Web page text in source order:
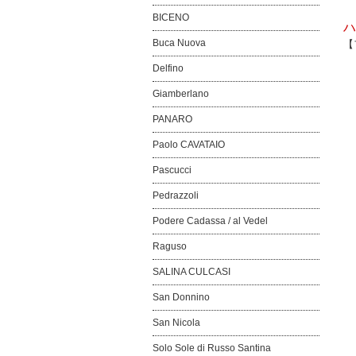
BICENO
Buca Nuova
Delfino
Giamberlano
PANARO
Paolo CAVATAIO
Pascucci
Pedrazzoli
Podere Cadassa / al Vedel
Raguso
SALINA CULCASI
San Donnino
San Nicola
Solo Sole di Russo Santina